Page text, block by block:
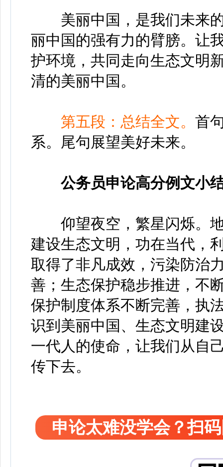
美丽中国，是我们未来的
丽中国的强有力的臂膀。让
护环境，共同走向生态文明
清的美丽中国。
第五段：总结全文。 首
系。尾句展望美好未来。
公务员申论高分例文小
仰望夜空，繁星闪烁。地
建设生态文明，功在当代，
取得了非凡成效，污染防治
善；生态保护稳步推进，不
保护制度体系不断完善，执
识到美丽中国、生态文明建
一代人的使命，让我们从自
传下去。
申论太难没学会？扫